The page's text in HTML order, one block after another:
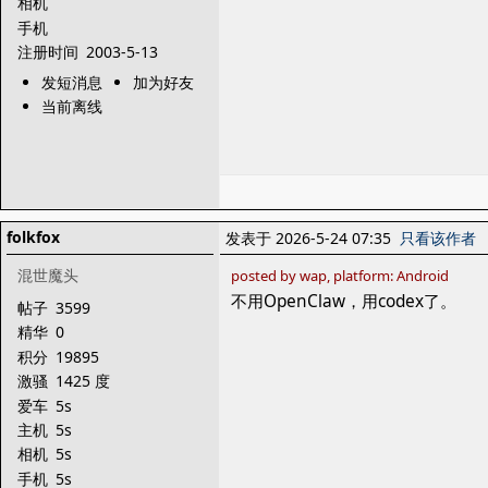
手机
注册时间 2003-5-13
发短消息
加为好友
当前离线
folkfox
混世魔头
帖子 3599
精华 0
积分 19895
激骚 1425 度
爱车 5s
主机 5s
相机 5s
手机 5s
发表于 2026-5-24 07:35 只看该作者
posted by wap, platform: Android
不用OpenClaw，用codex了。